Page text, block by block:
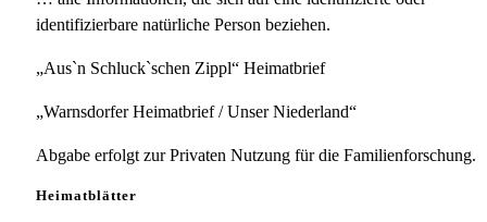
identifizierbare natürliche Person beziehen.
„Aus`n Schluck`schen Zippl“ Heimatbrief
„Warnsdorfer Heimatbrief / Unser Niederland“
Abgabe erfolgt zur Privaten Nutzung für die Familienforschung.
Heimatblätter